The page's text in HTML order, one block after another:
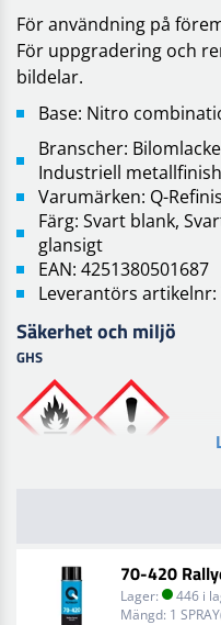
För användning på
För uppgradering och
bildelar.
Base: Nitro
Branscher:
Industriell
Varumärken: Q-
Färg: Svart blank,
glansigt
EAN: 4251380501687
Leverantörs artikelnr:
Säkerhet och miljö
GHS
70-420
Lager: 446 i
Mängd: 1